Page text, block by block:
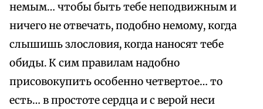
немым… чтобы быть тебе неподвижным и
ничего не отвечать, подобно немому, когда
слышишь злословия, когда наносят тебе
обиды. К сим правилам надобно
присовокупить особенно четвертое… то
есть… в простоте сердца и с верой неси